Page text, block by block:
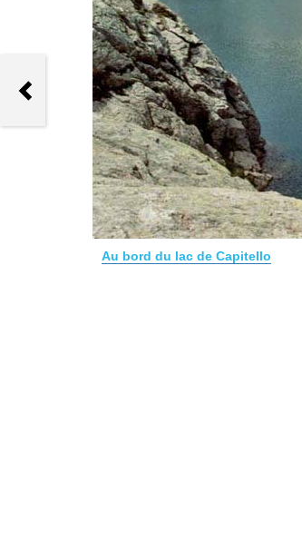
Trace gps Randonnée au hameau
des Bouzèdes
Au bord du lac de Capitello